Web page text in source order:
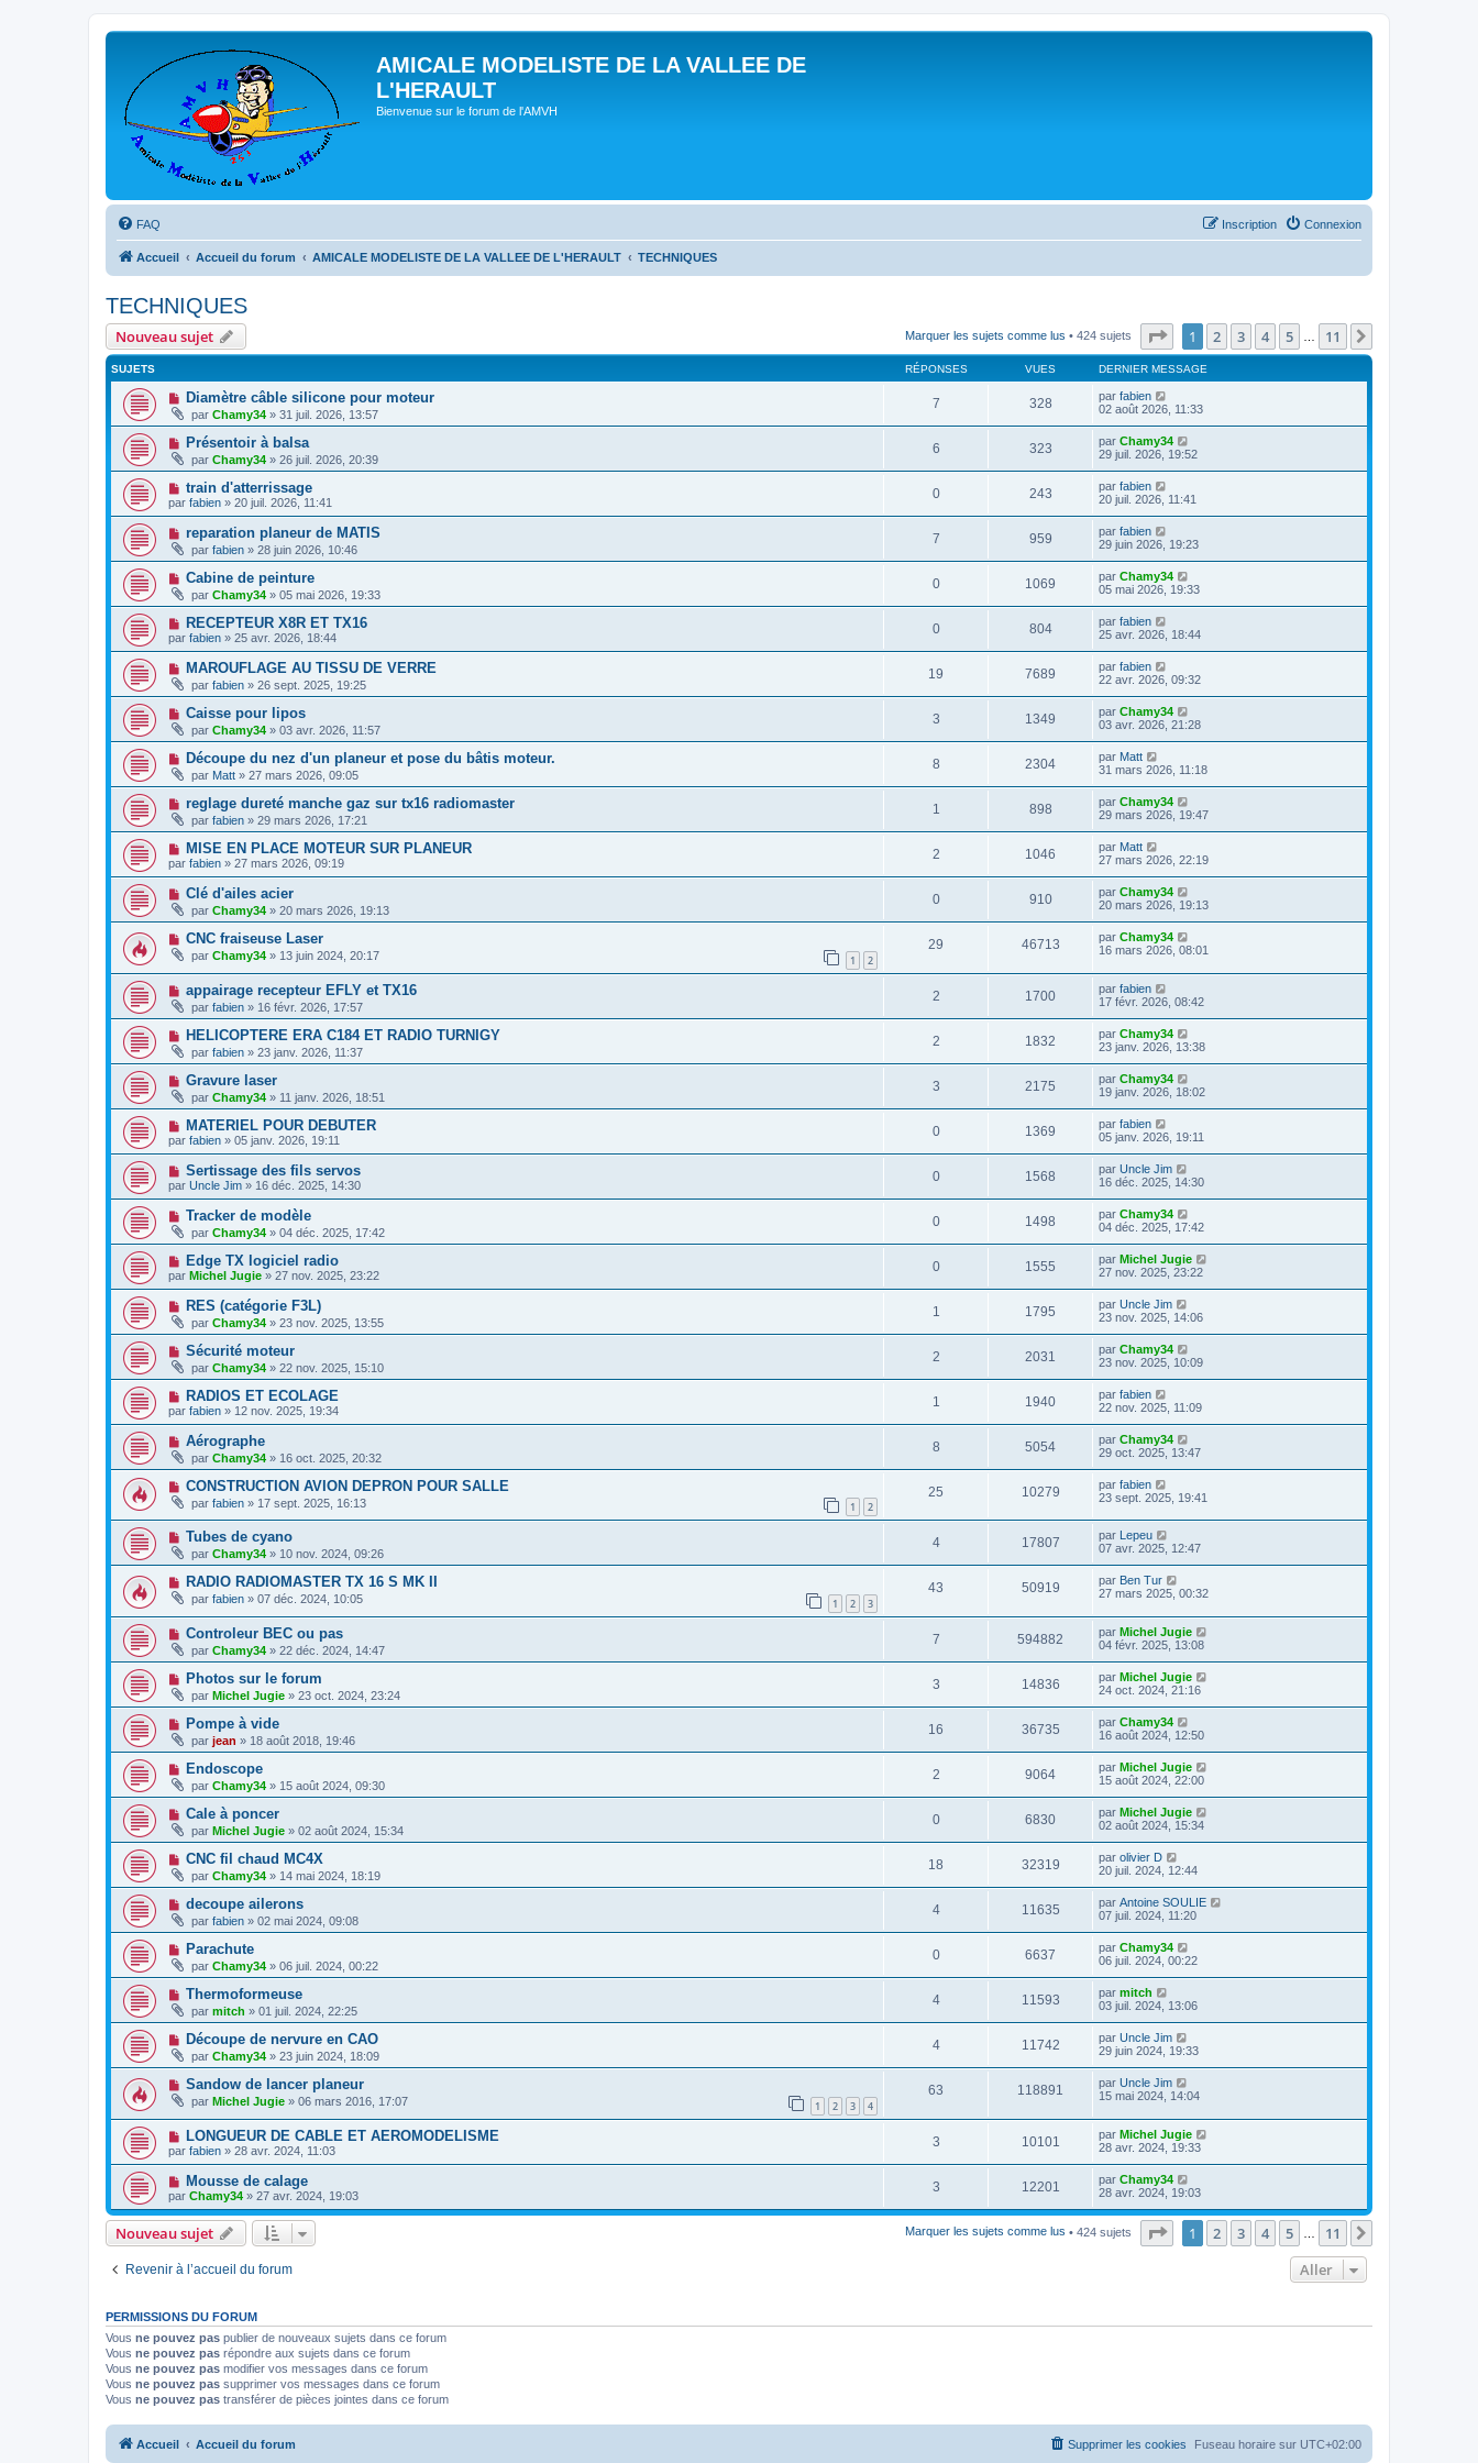
AMICALE MODELISTE DE LA VALLEE DE
L'HERAULT
Bienvenue sur le forum de l'AMVH
FAQ Connexion
Inscription
Accueil Accueil du forum AMICALE MODELISTE DE LA VALLEE DE L'HERAULT TECHNIQUES
TECHNIQUES
Nouveau sujet Marquer les sujets comme lus • 424 sujets Page sur11
1 2 3 4 5 11
SUJETS RÉPONSES VUES DERNIER MESSAGE
Diamètre câble silicone pour moteur
par Chamy34 » 31 juil. 2026, 13:57
7 328 par fabien
02 août 2026, 11:33
Présentoir à balsa
par Chamy34 » 26 juil. 2026, 20:39
6 323 par Chamy34
29 juil. 2026, 19:52
train d'atterrissage
par fabien » 20 juil. 2026, 11:41
0 243 par fabien
20 juil. 2026, 11:41
reparation planeur de MATIS
par fabien » 28 juin 2026, 10:46
7 959 par fabien
29 juin 2026, 19:23
Cabine de peinture
par Chamy34 » 05 mai 2026, 19:33
0 1069 par Chamy34
05 mai 2026, 19:33
RECEPTEUR X8R ET TX16
par fabien » 25 avr. 2026, 18:44
0 804 par fabien
25 avr. 2026, 18:44
MAROUFLAGE AU TISSU DE VERRE
par fabien » 26 sept. 2025, 19:25
19 7689 par fabien
22 avr. 2026, 09:32
Caisse pour lipos
par Chamy34 » 03 avr. 2026, 11:57
3 1349 par Chamy34
03 avr. 2026, 21:28
Découpe du nez d'un planeur et pose du bâtis moteur.
par Matt » 27 mars 2026, 09:05
8 2304 par Matt
31 mars 2026, 11:18
reglage dureté manche gaz sur tx16 radiomaster
par fabien » 29 mars 2026, 17:21
1 898 par Chamy34
29 mars 2026, 19:47
MISE EN PLACE MOTEUR SUR PLANEUR
par fabien » 27 mars 2026, 09:19
2 1046 par Matt
27 mars 2026, 22:19
Clé d'ailes acier
par Chamy34 » 20 mars 2026, 19:13
0 910 par Chamy34
20 mars 2026, 19:13
CNC fraiseuse Laser
par Chamy34 » 13 juin 2024, 20:17 1 2
29 46713 par Chamy34
16 mars 2026, 08:01
appairage recepteur EFLY et TX16
par fabien » 16 févr. 2026, 17:57
2 1700 par fabien
17 févr. 2026, 08:42
HELICOPTERE ERA C184 ET RADIO TURNIGY
par fabien » 23 janv. 2026, 11:37
2 1832 par Chamy34
23 janv. 2026, 13:38
Gravure laser
par Chamy34 » 11 janv. 2026, 18:51
3 2175 par Chamy34
19 janv. 2026, 18:02
MATERIEL POUR DEBUTER
par fabien » 05 janv. 2026, 19:11
0 1369 par fabien
05 janv. 2026, 19:11
Sertissage des fils servos
par Uncle Jim » 16 déc. 2025, 14:30
0 1568 par Uncle Jim
16 déc. 2025, 14:30
Tracker de modèle
par Chamy34 » 04 déc. 2025, 17:42
0 1498 par Chamy34
04 déc. 2025, 17:42
Edge TX logiciel radio
par Michel Jugie » 27 nov. 2025, 23:22
0 1555 par Michel Jugie
27 nov. 2025, 23:22
RES (catégorie F3L)
par Chamy34 » 23 nov. 2025, 13:55
1 1795 par Uncle Jim
23 nov. 2025, 14:06
Sécurité moteur
par Chamy34 » 22 nov. 2025, 15:10
2 2031 par Chamy34
23 nov. 2025, 10:09
RADIOS ET ECOLAGE
par fabien » 12 nov. 2025, 19:34
1 1940 par fabien
22 nov. 2025, 11:09
Aérographe
par Chamy34 » 16 oct. 2025, 20:32
8 5054 par Chamy34
29 oct. 2025, 13:47
CONSTRUCTION AVION DEPRON POUR SALLE
par fabien » 17 sept. 2025, 16:13 1 2
25 10279 par fabien
23 sept. 2025, 19:41
Tubes de cyano
par Chamy34 » 10 nov. 2024, 09:26
4 17807 par
Lepeu
07 avr. 2025, 12:47
RADIO RADIOMASTER TX 16 S MK II
par fabien » 07 déc. 2024, 10:05 1 2 3
43 50919 par Ben Tur
27 mars 2025, 00:32
Controleur BEC ou pas
par Chamy34 » 22 déc. 2024, 14:47
7 594882 par Michel Jugie
04 févr. 2025, 13:08
Photos sur le forum
par Michel Jugie » 23 oct. 2024, 23:24
3 14836 par Michel Jugie
24 oct. 2024, 21:16
Pompe à vide
par jean » 18 août 2018, 19:46
16 36735 par Chamy34
16 août 2024, 12:50
Endoscope
par Chamy34 » 15 août 2024, 09:30
2 9064 par Michel Jugie
15 août 2024, 22:00
Cale à poncer
par Michel Jugie » 02 août 2024, 15:34
0 6830 par Michel Jugie
02 août 2024, 15:34
CNC fil chaud MC4X
par Chamy34 » 14 mai 2024, 18:19
18 32319 par olivier D
20 juil. 2024, 12:44
decoupe ailerons
par fabien » 02 mai 2024, 09:08
4 11635 par Antoine SOULIE
07 juil. 2024, 11:20
Parachute
par Chamy34 » 06 juil. 2024, 00:22
0 6637 par Chamy34
06 juil. 2024, 00:22
Thermoformeuse
par mitch » 01 juil. 2024, 22:25
4 11593 par mitch
03 juil. 2024, 13:06
Découpe de nervure en CAO
par Chamy34 » 23 juin 2024, 18:09
4 11742 par Uncle Jim
29 juin 2024, 19:33
Sandow de lancer planeur
par Michel Jugie » 06 mars 2016, 17:07 1 2 3 4
63 118891 par Uncle Jim
15 mai 2024, 14:04
LONGUEUR DE CABLE ET AEROMODELISME
par fabien » 28 avr. 2024, 11:03
3 10101 par Michel Jugie
28 avr. 2024, 19:33
Mousse de calage
par Chamy34 » 27 avr. 2024, 19:03
3 12201 par Chamy34
28 avr. 2024, 19:03
Nouveau sujet Marquer les sujets comme lus • 424 sujets Page sur11
1 2 3 4 5 11
Revenir à l’accueil du forum Aller
PERMISSIONS DU FORUM
Vous ne pouvez pas publier de nouveaux sujets dans ce forum
Vous ne pouvez pas répondre aux sujets dans ce forum
Vous ne pouvez pas modifier vos messages dans ce forum
Vous ne pouvez pas supprimer vos messages dans ce forum
Vous ne pouvez pas transférer de pièces jointes dans ce forum
Accueil Accueil du forum Fuseau horaire sur UTC+02:00
Supprimer les cookies